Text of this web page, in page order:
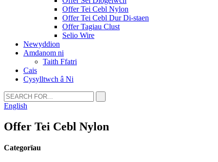
Offer Tei Cebl Nylon
Offer Tei Cebl Dur Di-staen
Offer Tagiau Clust
Selio Wire
Newyddion
Amdanom ni
Taith Ffatri
Cais
Cysylltwch â Ni
English
Offer Tei Cebl Nylon
Categorïau